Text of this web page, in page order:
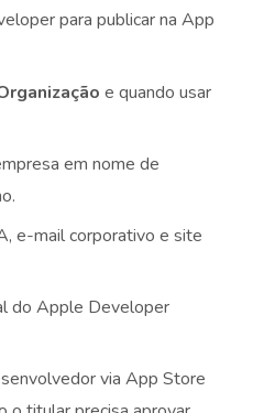
para publicar na App
e quando usar
em nome de
e-mail corporativo e site
do Apple Developer
via App Store